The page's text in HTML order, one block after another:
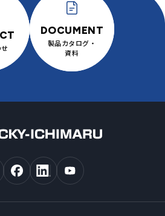
製品カタログ・
資料